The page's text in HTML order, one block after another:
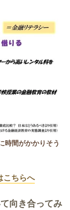
時間がかかりそう
こちらへ
向き合ってみ